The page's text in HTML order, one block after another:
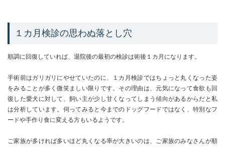
１カ月検診の思わぬ落とし穴
順調に回復していれば、退院後の最初の検診は術後１カ月になります。
手術前はガリガリにやせていたのに、１カ月検診ではちょっと丸くなった姿
をみることが多く微笑ましい限りです。その理由は、元気になって食欲も回
復した愛犬に対して、飼い主が少し甘くなってしまう傾向があるからだと私
は分析しています。伺ってみると今までのドッグフードではなく、特別なフ
ードや手作り食に変える方もいるようです。
ご家族が多ければ多いほど丸くなる率が大きいのは、ご家族のみなさんが順